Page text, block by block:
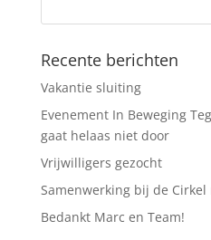
Recente berichten
Vakantie sluiting
Evenement In Beweging
gaat helaas niet door
Vrijwilligers gezocht
Samenwerking bij de
Bedankt Marc en Team!